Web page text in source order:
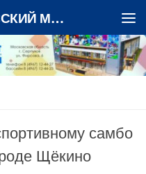
Спортивная школа «РУССКИЙ МЕДВЕДЬ»
самбо
Щёкино